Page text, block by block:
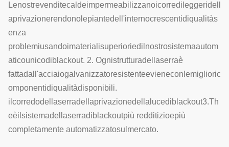
Lenostrevenditecaldeimpermeabilizzanoicorredileggeridell
aprivazionerendonolepiantedell'internocrescentidiqualitàs
enza
problemiusandoimaterialisuperioriedilnostrosistemaautom
aticounicodiblackout. 2. Ognistrutturadellaserraè
fattadall'acciaiogalvanizzatoresistenteevieneconlemiglioric
omponentidiqualitàdisponibili.
ilcorredodellaserradellaprivazionedellalucediblackout3.Th
eèilsistemadellaserradiblackoutpiù redditizioepiù
completamente automatizzatosulmercato.